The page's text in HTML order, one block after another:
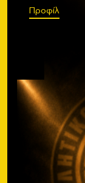
Προφίλ